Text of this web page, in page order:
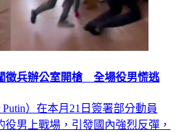
徵兵辦公室開槍 全場役男慌逃
）在本月21日簽署部分動員
男上戰場，引發國內強烈反彈，